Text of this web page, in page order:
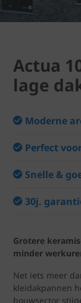
Actua
lage
Moderne
Perfect
Snelle &
30j.
Grotere
minder
Net iets meer
kleidakpannen
bouwsector